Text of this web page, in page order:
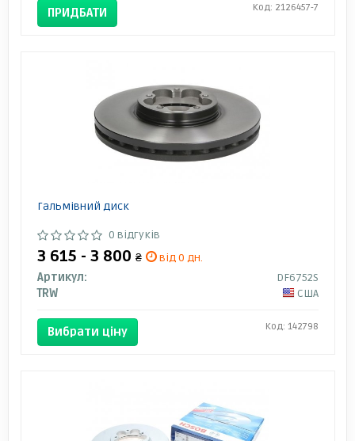
ПРИДБАТИ Код: 2126457-7
Гальмівний диск
0 відгуків
3 615 - 3 800 ₴
від 0 дн.
Артикул:
DF6752S
TRW
США
Вибрати ціну Код: 142798